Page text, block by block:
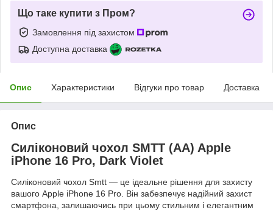
Що таке купити з Пром?
Замовлення під захистом
Доступна доставка
Опис Характеристики Відгуки про товар Доставка
Опис
Силіконовий чохол SMTT (AA) Apple
iPhone 16 Pro, Dark Violet
Силіконовий чохол Smtt — це ідеальне рішення для захисту
вашого Apple iPhone 16 Pro. Він забезпечує надійний захист
смартфона, залишаючись при цьому стильним і елегантним